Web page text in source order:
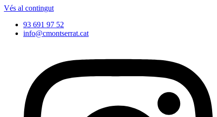
Vés al contingut
93 691 97 52
info@cmontserrat.cat